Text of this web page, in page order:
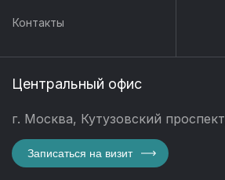
Контакты
Центральный офис
г. Москва, Кутузовский
Записаться на визит